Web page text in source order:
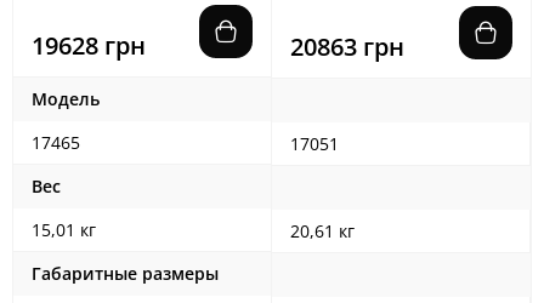
19628 грн
Модель
17465
Вес
15,01 кг
Габаритные размеры
20863 грн
17051
20,61 кг